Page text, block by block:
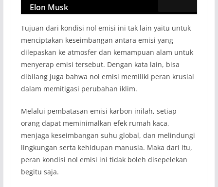
Elon Musk
Tujuan dari kondisi nol emisi ini tak lain yaitu untuk
menciptakan keseimbangan antara emisi yang
dilepaskan ke atmosfer dan kemampuan alam untuk
menyerap emisi tersebut. Dengan kata lain, bisa
dibilang juga bahwa nol emisi memiliki peran krusial
dalam memitigasi perubahan iklim.
Melalui pembatasan emisi karbon inilah, setiap
orang dapat meminimalkan efek rumah kaca,
menjaga keseimbangan suhu global, dan melindungi
lingkungan serta kehidupan manusia. Maka dari itu,
peran kondisi nol emisi ini tidak boleh disepelekan
begitu saja.